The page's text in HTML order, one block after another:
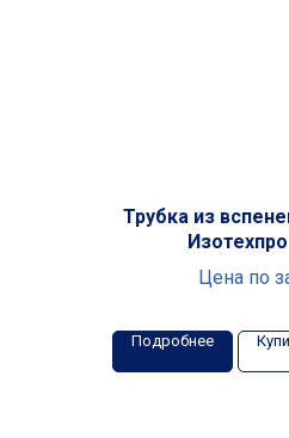
Трубка из
Цена по
Подробнее